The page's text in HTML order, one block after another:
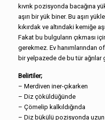
kıvrık pozisyonda bacağına
aşırı bir yük biner. Bu aşırı
kıkırdak ve altındaki kemiğe
Fakat bu bulguların çıkması
gerekmez. Ev hanımlarından
bir yelpazede de bu tür ağrılar
Belirtiler;
– Merdiven iner-çıkarken
– Diz çöküldüğünde
– Çömelip kalkıldığında
– Diz bükülü pozisyonda